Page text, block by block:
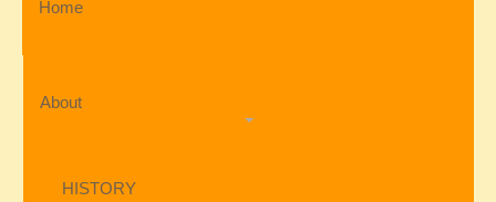
Home
About
HISTORY